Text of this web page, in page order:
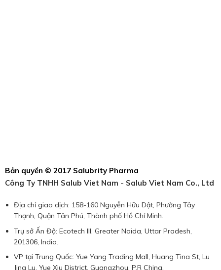
Bản quyền © 2017 Salubrity Pharma
Công Ty TNHH Salub Viet Nam - Salub Viet Nam Co., Ltd
Địa chỉ giao dịch: 158-160 Nguyễn Hữu Dật, Phường Tây
Thạnh, Quận Tân Phú, Thành phố Hồ Chí Minh.
Trụ sở Ấn Độ: Ecotech III, Greater Noida, Uttar Pradesh,
201306, India.
VP tại Trung Quốc: Yue Yang Trading Mall, Huang Tina St, Lu
Jing Lu, Yue Xiu District, Guangzhou, P.R China.